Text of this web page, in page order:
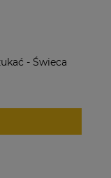
- Świeca